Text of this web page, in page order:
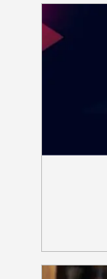
Filtros